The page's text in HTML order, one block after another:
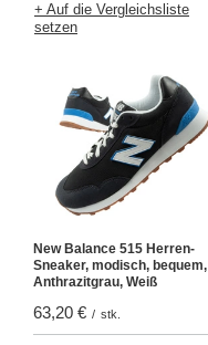
+ Auf die Vergleichsliste
setzen
New Balance 515 Herren-
Sneaker, modisch, bequem,
Anthrazitgrau, Weiß
63,20 € / stk.